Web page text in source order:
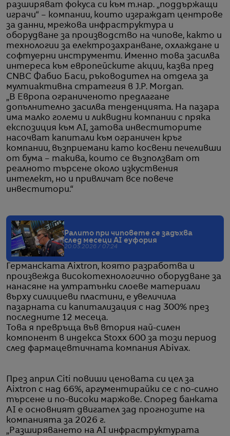
разширяват фокуса си към т.нар. „поддържащи
играчи“ – компании, които изграждат центрове
за данни, мрежова инфраструктура и
оборудване за производство на чипове, както и
технологии за електрозахранване, охлаждане и
софтуерни инструменти. Именно това засилва
интереса към европейските акции, казва пред
CNBC Фабио Баси, ръководител на отдела за
мултиактивна стратегия в J.P. Morgan.
„В Европа ограниченото предлагане
допълнително засилва тенденцията. На пазара
има малко големи и ликвидни компании с пряка
експозиция към AI, затова инвеститорите
насочват капитали към ограничен кръг
компании, възприемани като косвени печеливши
от бума – такива, които се възползват от
реалното търсене около изкуствения
интелект, но и привличат все повече
инвеститори.“
Ралито при чиповете се задъхва
след месеци AI еуфория
20.05.2026 / 07:24
Германската Aixtron, която разработва и
произвежда високотехнологично оборудване за
нанасяне на ултратънки слоеве материали
върху силициеви пластини, е увеличила
пазарната си капитализация с над 300% през
последните 12 месеца.
Това я превръща във втория най-силен
компонент в индекса Stoxx 600 за този период
след фармацевтичната компания Abivax.
През април Citi повиши ценовата си цел за
Aixtron с над 66%, аргументирайки се с по-силно
търсене и по-високи маржове. Според банката
AI е основният двигател зад прогнозите на
компанията за 2026 г.
„Разширяването на AI инфраструктурата